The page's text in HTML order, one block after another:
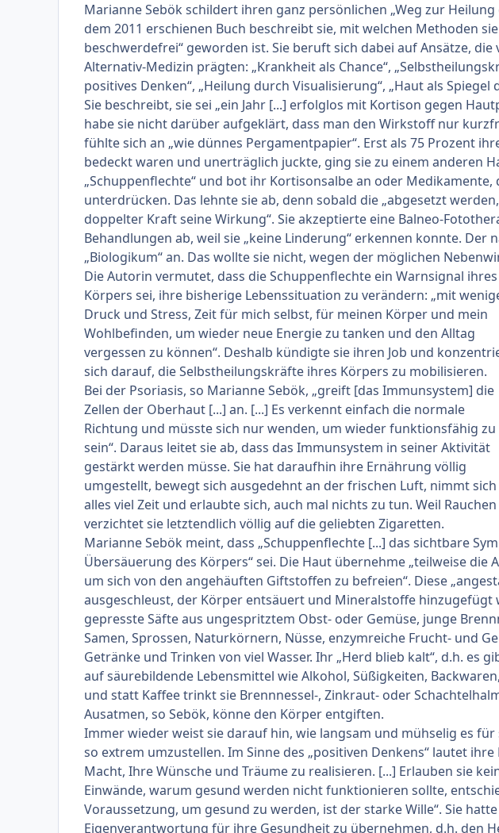
Marianne Sebök schildert ihren ganz persönlichen „Weg zur
dem 2011 erschienen Buch beschreibt sie, mit welchen Methoden
beschwerdefrei“ geworden ist. Sie beruft sich dabei auf Ansätze, die
Alternativ-Medizin prägten: „Krankheit als Chance“,
positives Denken“, „Heilung durch Visualisierung“, „Haut als Spiegel
Sie beschreibt, sie sei „ein Jahr [...] erfolglos mit Kortison gegen
habe sie nicht darüber aufgeklärt, dass man den Wirkstoff nur
fühlte sich an „wie dünnes Pergamentpapier“. Erst als 75 Prozent
bedeckt waren und unerträglich juckte, ging sie zu einem anderen
„Schuppenflechte“ und bot ihr Kortisonsalbe an oder Medikamente,
unterdrücken. Das lehnte sie ab, denn sobald die „abgesetzt
doppelter Kraft seine Wirkung“. Sie akzeptierte eine Balneo-
Behandlungen ab, weil sie „keine Linderung“ erkennen konnte. Der
„Biologikum“ an. Das wollte sie nicht, wegen der möglichen
Die Autorin vermutet, dass die Schuppenflechte ein Warnsignal ihres
Körpers sei, ihre bisherige Lebenssituation zu verändern: „mit
Druck und Stress, Zeit für mich selbst, für meinen Körper und mein
Wohlbefinden, um wieder neue Energie zu tanken und den Alltag
vergessen zu können“. Deshalb kündigte sie ihren Job und
sich darauf, die Selbstheilungskräfte ihres Körpers zu mobilisieren.
Bei der Psoriasis, so Marianne Sebök, „greift [das Immunsystem] die
Zellen der Oberhaut [...] an. [...] Es verkennt einfach die normale
Richtung und müsste sich nur wenden, um wieder funktionsfähig zu
sein“. Daraus leitet sie ab, dass das Immunsystem in seiner Aktivität
gestärkt werden müsse. Sie hat daraufhin ihre Ernährung völlig
umgestellt, bewegt sich ausgedehnt an der frischen Luft, nimmt
alles viel Zeit und erlaubte sich, auch mal nichts zu tun. Weil
verzichtet sie letztendlich völlig auf die geliebten Zigaretten.
Marianne Sebök meint, dass „Schuppenflechte [...] das sichtbare
Übersäuerung des Körpers“ sei. Die Haut übernehme „teilweise die
um sich von den angehäuften Giftstoffen zu befreien“. Diese
ausgeschleust, der Körper entsäuert und Mineralstoffe hinzugefügt
gepresste Säfte aus ungespritztem Obst- oder Gemüse, junge
Samen, Sprossen, Naturkörnern, Nüsse, enzymreiche Frucht- und
Getränke und Trinken von viel Wasser. Ihr „Herd blieb kalt“, d.h. es
auf säurebildende Lebensmittel wie Alkohol, Süßigkeiten,
und statt Kaffee trinkt sie Brennnessel-, Zinkraut- oder
Ausatmen, so Sebök, könne den Körper entgiften.
Immer wieder weist sie darauf hin, wie langsam und mühselig es
so extrem umzustellen. Im Sinne des „positiven Denkens“ lautet
Macht, Ihre Wünsche und Träume zu realisieren. [...] Erlauben sie
Einwände, warum gesund werden nicht funktionieren sollte,
Voraussetzung, um gesund zu werden, ist der starke Wille“. Sie
Eigenverantwortung für ihre Gesundheit zu übernehmen, d.h. den